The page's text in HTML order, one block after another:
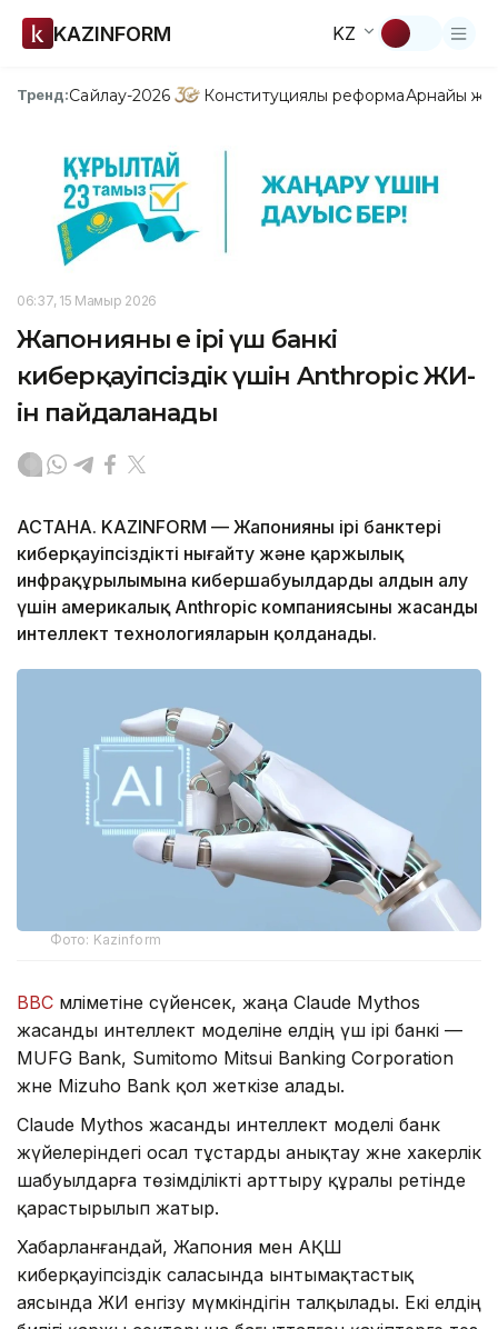
KAZINFORM KZ
Тренд:Сайлау-2026 Конституциялық реформаАрнайы
06:37, 15 Мамыр 2026
Жапонияның ең ірі үш банкі
киберқауіпсіздік үшін Anthropic ЖИ-
ін пайдаланады
АСТАНА. KAZINFORM — Жапонияның ірі банктері
киберқауіпсіздікті нығайту және қаржылық
инфрақұрылымына кибершабуылдардың алдын алу
үшін америкалық Anthropic компаниясының жасанды
интеллект технологияларын қолданады.
Фото: Kazinform
BBC мәліметіне сүйенсек, жаңа Claude Mythos
жасанды интеллект моделіне елдің үш ірі банкі —
MUFG Bank, Sumitomo Mitsui Banking Corporation
және Mizuho Bank қол жеткізе алады.
Claude Mythos жасанды интеллект моделі банк
жүйелеріндегі осал тұстарды анықтау және хакерлік
шабуылдарға төзімділікті арттыру құралы ретінде
қарастырылып жатыр.
Хабарланғандай, Жапония мен АҚШ
киберқауіпсіздік саласында ынтымақтастық
аясында ЖИ енгізу мүмкіндігін талқылады. Екі елдің